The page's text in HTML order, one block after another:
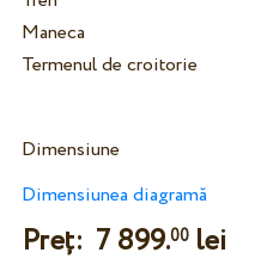
Maneca
Termenul de croitorie
Dimensiune
Dimensiunea diagramă
Preț: 7 899.00lei